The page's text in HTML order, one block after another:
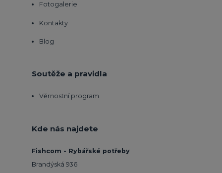
Fotogalerie
Kontakty
Blog
Soutěže a pravidla
Věrnostní program
Kde nás najdete
Fishcom - Rybářské potřeby
Brandýská 936